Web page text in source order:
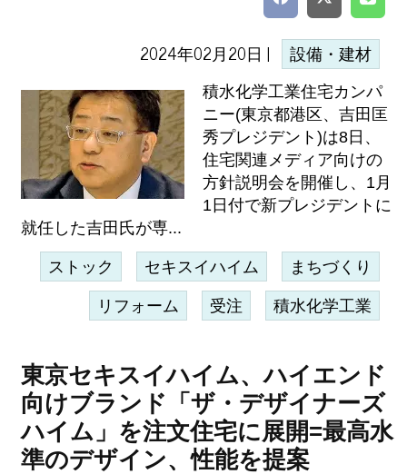
2024年02月20日 | 設備・建材
積水化学工業住宅カンパ
ニー(東京都港区、吉田匡
秀プレジデント)は8日、
住宅関連メディア向けの
方針説明会を開催し、1月
1日付で新プレジデントに
就任した吉田氏が専...
ストック セキスイハイム まちづくり
リフォーム 受注 積水化学工業
東京セキスイハイム、ハイエンド
向けブランド「ザ・デザイナーズ
ハイム」を注文住宅に展開=最高水
準のデザイン、性能を提案